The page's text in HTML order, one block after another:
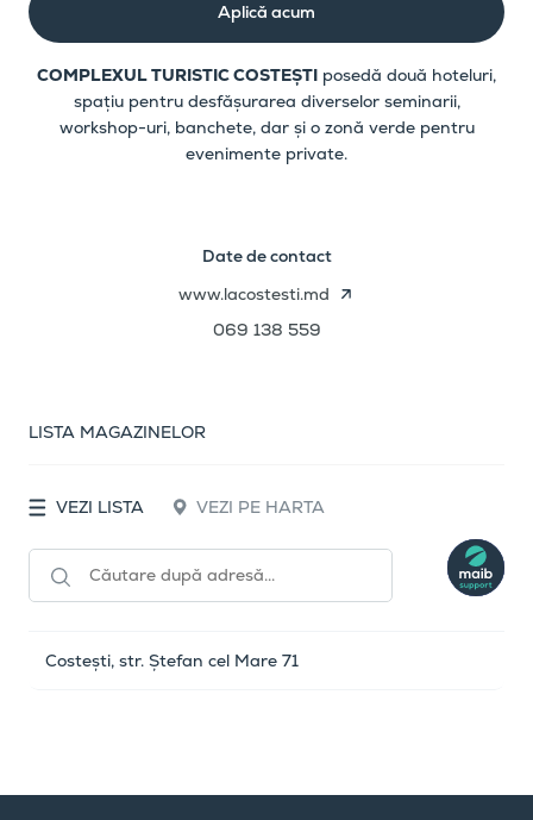
Aplică acum
COMPLEXUL TURISTIC COSTEȘTI posedă două hoteluri,
spațiu pentru desfășurarea diverselor seminarii,
workshop-uri, banchete, dar și o zonă verde pentru
evenimente private.
Date de contact
www.lacostesti.md
069 138 559
LISTA MAGAZINELOR
VEZI LISTA VEZI PE HARTA
Costești, str. Ștefan cel Mare 71